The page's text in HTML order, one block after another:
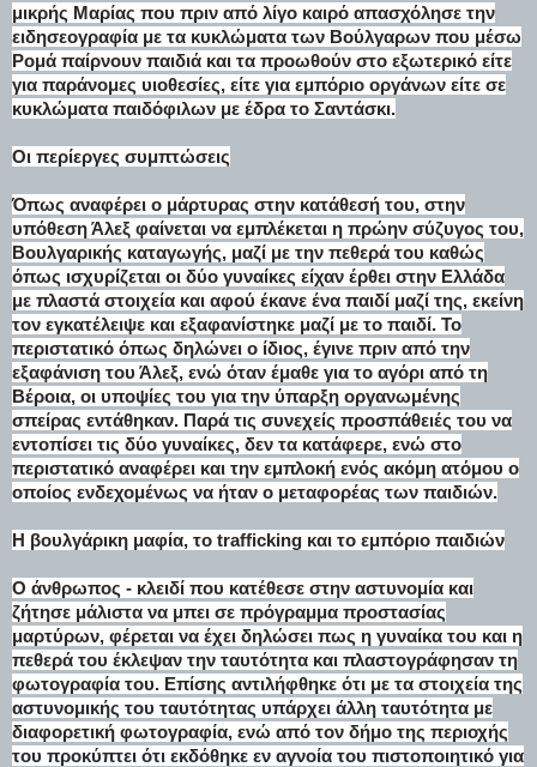
μικρής Μαρίας που πριν από λίγο καιρό απασχόλησε την
ειδησεογραφία με τα κυκλώματα των Βούλγαρων που μέσω
Ρομά παίρνουν παιδιά και τα προωθούν στο εξωτερικό είτε
για παράνομες υιοθεσίες, είτε για εμπόριο οργάνων είτε σε
κυκλώματα παιδόφιλων με έδρα το Σαντάσκι.
Οι περίεργες συμπτώσεις
Όπως αναφέρει ο μάρτυρας στην κατάθεσή του, στην
υπόθεση Άλεξ φαίνεται να εμπλέκεται η πρώην σύζυγος του,
Βουλγαρικής καταγωγής, μαζί με την πεθερά του καθώς
όπως ισχυρίζεται οι δύο γυναίκες είχαν έρθει στην Ελλάδα
με πλαστά στοιχεία και αφού έκανε ένα παιδί μαζί της, εκείνη
τον εγκατέλειψε και εξαφανίστηκε μαζί με το παιδί. Το
περιστατικό όπως δηλώνει ο ίδιος, έγινε πριν από την
εξαφάνιση του Άλεξ, ενώ όταν έμαθε για το αγόρι από τη
Βέροια, οι υποψίες του για την ύπαρξη οργανωμένης
σπείρας εντάθηκαν. Παρά τις συνεχείς προσπάθειές του να
εντοπίσει τις δύο γυναίκες, δεν τα κατάφερε, ενώ στο
περιστατικό αναφέρει και την εμπλοκή ενός ακόμη ατόμου ο
οποίος ενδεχομένως να ήταν ο μεταφορέας των παιδιών.
Η βουλγάρικη μαφία, το trafficking και το εμπόριο παιδιών
Ο άνθρωπος - κλειδί που κατέθεσε στην αστυνομία και
ζήτησε μάλιστα να μπει σε πρόγραμμα προστασίας
μαρτύρων, φέρεται να έχει δηλώσει πως η γυναίκα του και η
πεθερά του έκλεψαν την ταυτότητα και πλαστογράφησαν τη
φωτογραφία του. Επίσης αντιλήφθηκε ότι με τα στοιχεία της
αστυνομικής του ταυτότητας υπάρχει άλλη ταυτότητα με
διαφορετική φωτογραφία, ενώ από τον δήμο της περιοχής
του προκύπτει ότι εκδόθηκε εν αγνοία του πιστοποιητικό για